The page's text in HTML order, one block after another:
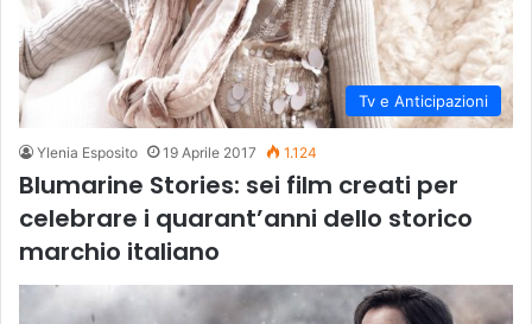
Tv e Anticipazioni
Ylenia Esposito 19 Aprile 2017 1.124
Blumarine Stories: sei film creati per
celebrare i quarant’anni dello storico
marchio italiano